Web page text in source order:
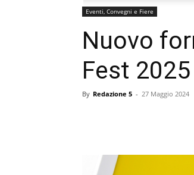
Eventi, Convegni e Fiere
Nuovo
Fest 2025
By Redazione 5 - 27 Maggio 2024